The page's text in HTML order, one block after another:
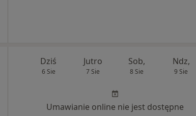
Dziś
6 Sie
Jutro
7 Sie
Sob,
8 Sie
Ndz,
9 Sie
Umawianie online nie jest dostępne